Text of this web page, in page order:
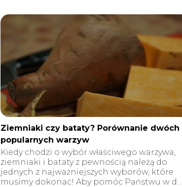
Ziemniaki czy bataty? Porównanie dwóch
popularnych warzyw
Kiedy chodzi o wybór właściwego warzywa,
ziemniaki i bataty z pewnością należą do
jednych z najważniejszych wyborów, które
musimy dokonać! Aby pomóc Państwu w d...